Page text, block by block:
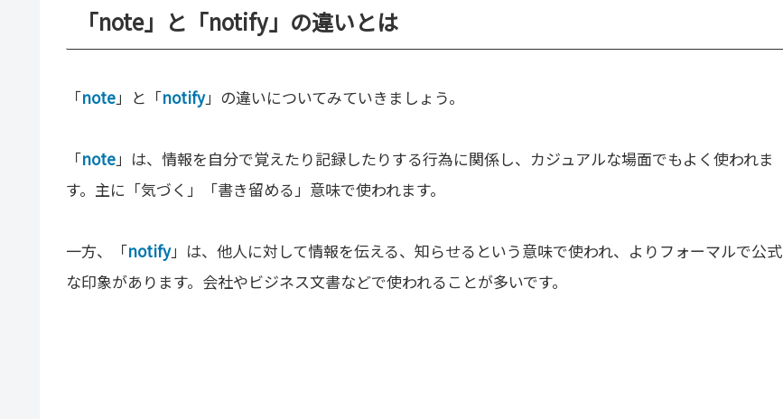
「note」と「notify」の違いとは
「note」と「notify」の違いについてみていきましょう。
「note」は、情報を自分で覚えたり記録したりする行為に関係し、カジュアルな場面でもよく使われま
す。主に「気づく」「書き留める」意味で使われます。
一方、「notify」は、他人に対して情報を伝える、知らせるという意味で使われ、よりフォーマルで公式
な印象があります。会社やビジネス文書などで使われることが多いです。